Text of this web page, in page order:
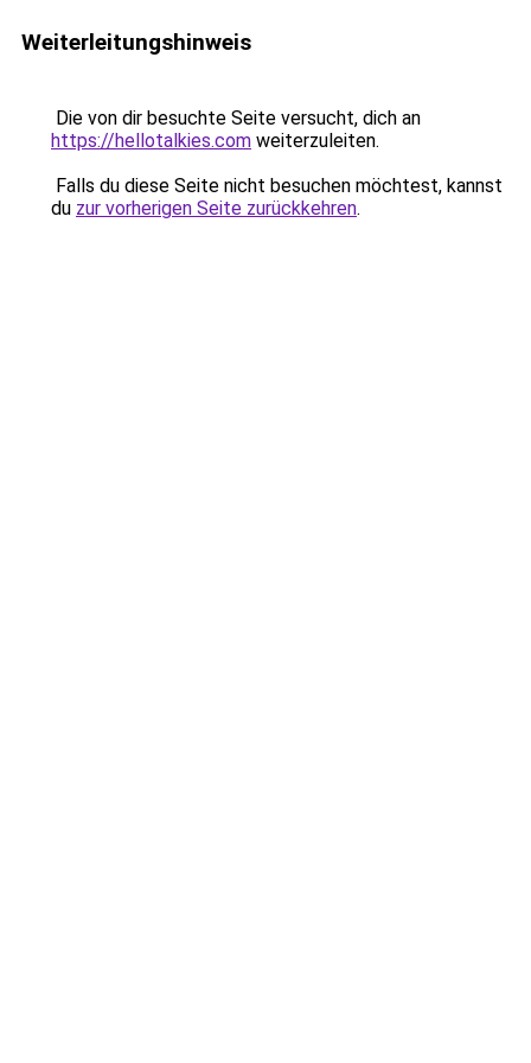
Weiterleitungshinweis
Die von dir besuchte Seite versucht, dich an
https://hellotalkies.com weiterzuleiten.
Falls du diese Seite nicht besuchen möchtest, kannst
du zur vorherigen Seite zurückkehren.